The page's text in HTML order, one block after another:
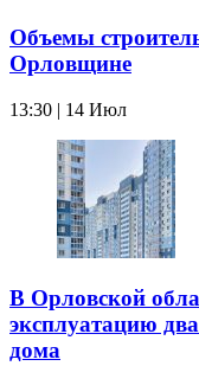
Объемы
Орловщине
13:30 | 14 Июл
В Орловской
эксплуатацию
дома